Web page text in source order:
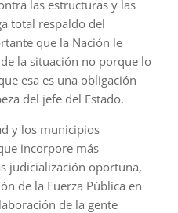
las estructuras y las
total respaldo del
que la Nación le
la situación no porque lo
esa es una obligación
del jefe del Estado.
y los municipios
incorpore más
judicialización oportuna,
de la Fuerza Pública en
de la gente